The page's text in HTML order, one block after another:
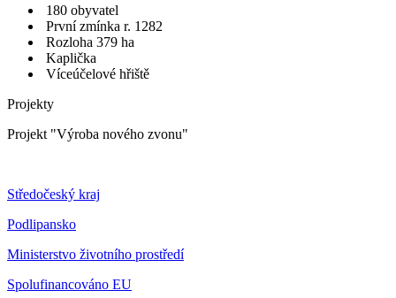
180 obyvatel
První zmínka r. 1282
Rozloha 379 ha
Kaplička
Víceúčelové hřiště
Projekty
Projekt "Výroba nového zvonu"
Středočeský kraj
Podlipansko
Ministerstvo životního prostředí
Spolufinancováno EU